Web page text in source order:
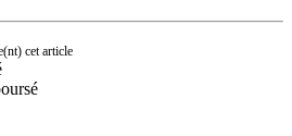
cet article